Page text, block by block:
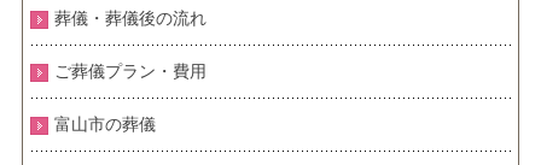
葬儀・葬儀後の流れ
ご葬儀プラン・費用
富山市の葬儀